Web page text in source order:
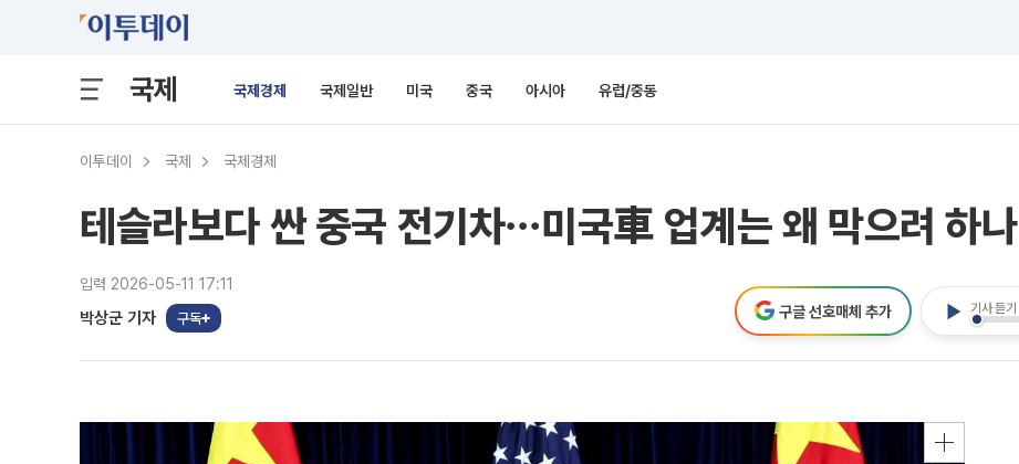
국제 국제경제 국제일반 미국 중국 아시아 유럽/중동
이투데이 국제 국제경제
테슬라보다 싼 중국 전기차⋯미국車 업계는 왜 막으려 하나
입력 2026-05-11 17:11
박상군 기자 구독
기사 듣기
구글 선호매체 추가